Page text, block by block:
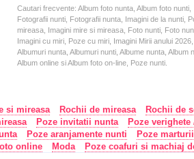
Cautari frecvente: Album foto nunta, Album foto
Fotografii nunti, Fotografii nunta, Imagini de la nunti,
mireasa, Imagini mire si mireasa, Foto nunti, Foto
Imagini cu miri, Poze cu miri, Imagini Mirii anului
Albumuri nunta, Albumuri nunti, Albume nunta,
Album online si Album foto on-line, Poze nunti.
si mireasa Rochii de mireasa
Rochii de
Poze invitatii nunta
Poze
Poze aranjamente nunti
Poze
online
Moda Poze coafuri si machiaj